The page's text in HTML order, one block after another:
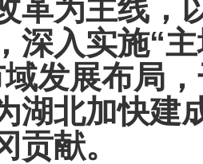
革为主线，
深入实施“
发展布局
湖北加快建
贡献。